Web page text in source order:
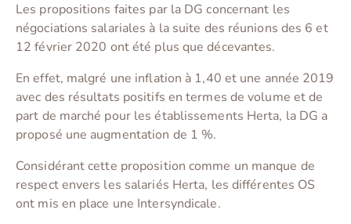
Les propositions faites par la DG concernant les
négociations salariales à la suite des réunions des 6 et
12 février 2020 ont été plus que décevantes.
En effet, malgré une inflation à 1,40 et une année 2019
avec des résultats positifs en termes de volume et de
part de marché pour les établissements Herta, la DG a
proposé une augmentation de 1 %.
Considérant cette proposition comme un manque de
respect envers les salariés Herta, les différentes OS
ont mis en place une Intersyndicale.